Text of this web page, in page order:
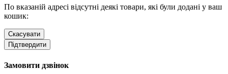
По вказаній адресі відсутні деякі товари, які були додані у ваш
кошик:
Скасувати
Підтвердити
Замовити дзвінок